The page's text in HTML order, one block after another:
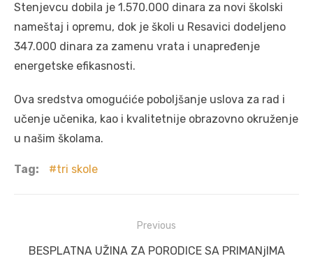
Stenjevcu dobila je 1.570.000 dinara za novi školski
nameštaj i opremu, dok je školi u Resavici dodeljeno
347.000 dinara za zamenu vrata i unapređenje
energetske efikasnosti.
Ova sredstva omogućiće poboljšanje uslova za rad i
učenje učenika, kao i kvalitetnije obrazovno okruženje
u našim školama.
Tag: tri skole
navigation
Previous
Previous
BESPLATNA UŽINA ZA PORODICE SA PRIMANjIMA